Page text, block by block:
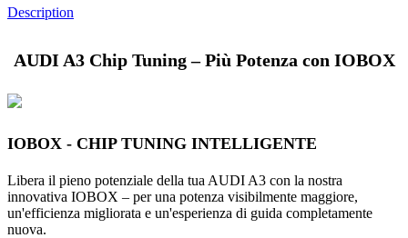
Description
AUDI A3 Chip Tuning – Più Potenza con IOBOX
IOBOX - CHIP TUNING INTELLIGENTE
Libera il pieno potenziale della tua AUDI A3 con la nostra
innovativa IOBOX – per una potenza visibilmente maggiore,
un'efficienza migliorata e un'esperienza di guida completamente
nuova.